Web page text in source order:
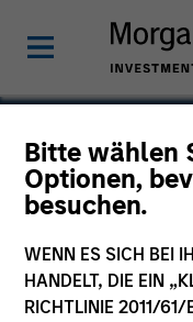
Bitte wählen
Optionen,
besuchen.
WENN ES SICH BEI
HANDELT, DIE EIN
RICHTLINIE 2011/61/
China